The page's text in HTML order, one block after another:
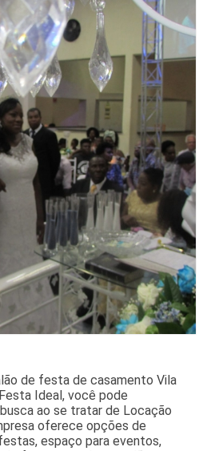
de festa de casamento Vila
Ideal, você pode
ao se tratar de Locação
oferece opções de
espaço para eventos,